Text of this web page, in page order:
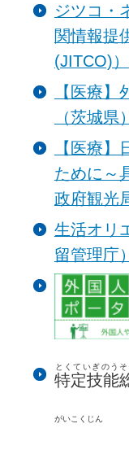
ジツコ・
関情報提
(JITCO)）
【医療
（茨城県）
【医療
ために～
政府観光
生活オリ
留管理庁）
特定技能
とくていぎのう
がいこくじん